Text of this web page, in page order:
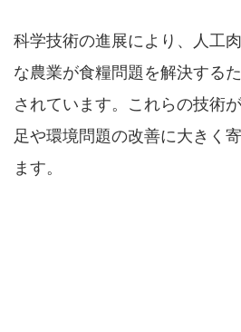
科学技術の進展により、人工
な農業が食糧問題を解決する
されています。これらの技術
足や環境問題の改善に大きく
ます。